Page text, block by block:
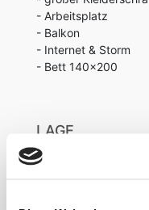
- Arbeitsplatz
- Balkon
- Internet & Storm
- Bett 140x200
LAGE
Das Objekt liegt im
hier ein perfektes